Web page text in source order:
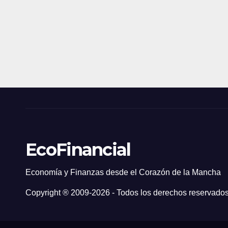
EcoFinancial
Economía y Finanzas desde el Corazón de la Mancha
Copyright ® 2009-2026 - Todos los derechos